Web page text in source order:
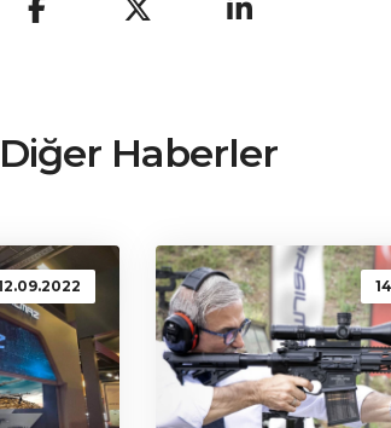
Diğer Haberler